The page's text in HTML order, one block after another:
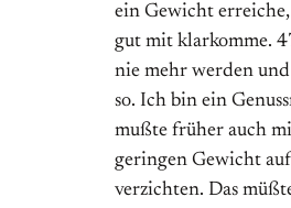
ein Gewicht
gut mit klarkomme.
nie mehr werden
so. Ich bin ein
mußte früher auch
geringen Gewicht
verzichten. Das